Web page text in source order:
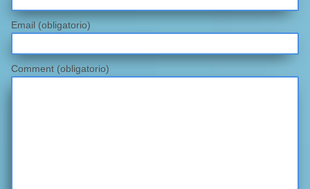
Email (obligatorio)
Comment (obligatorio)